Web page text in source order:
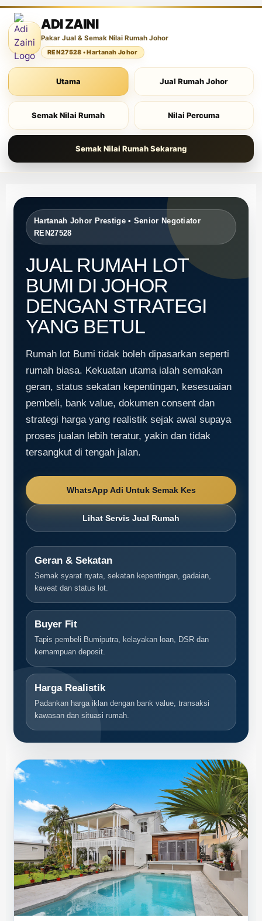
ADI ZAINI
Pakar Jual & Semak Nilai Rumah Johor
REN27528 • Hartanah Johor
Utama Jual Rumah Johor
Semak Nilai Rumah Nilai Percuma
Semak Nilai Rumah Sekarang
Hartanah Johor Prestige • Senior Negotiator
REN27528
JUAL RUMAH LOT
BUMI DI JOHOR
DENGAN STRATEGI
YANG BETUL
Rumah lot Bumi tidak boleh dipasarkan seperti
rumah biasa. Kekuatan utama ialah semakan
geran, status sekatan kepentingan, kesesuaian
pembeli, bank value, dokumen consent dan
strategi harga yang realistik sejak awal supaya
proses jualan lebih teratur, yakin dan tidak
tersangkut di tengah jalan.
WhatsApp Adi Untuk Semak Kes
Lihat Servis Jual Rumah
Geran & Sekatan
Semak syarat nyata, sekatan kepentingan, gadaian,
kaveat dan status lot.
Buyer Fit
Tapis pembeli Bumiputra, kelayakan loan, DSR dan
kemampuan deposit.
Harga Realistik
Padankan harga iklan dengan bank value, transaksi
kawasan dan situasi rumah.